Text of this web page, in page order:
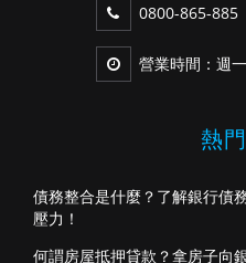
0800-865-885
營業時間：週
熱
債務整合是什麼？了解銀行債
壓力！
何謂房屋抵押貸款？拿房子向